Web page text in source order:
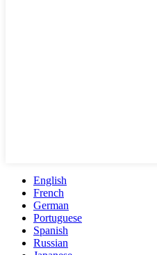
English
French
German
Portuguese
Spanish
Russian